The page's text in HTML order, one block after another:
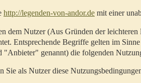
http://legenden-von-andor.de mit einer
dem Nutzer (Aus Gründen der
Entsprechende Begriffe gelten im
"Anbieter" genannt) die folgenden
als Nutzer diese